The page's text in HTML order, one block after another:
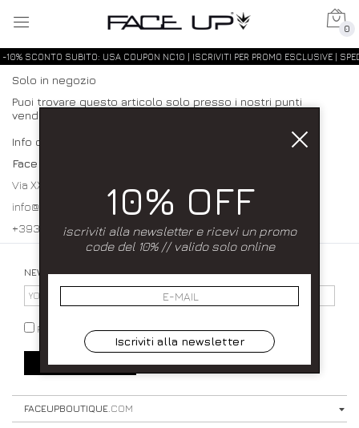
0
-10% SCONTO SUBITO: USA COUPON NC10 | ISCRIVITI PER PROMO ESCLUSIVE |
Solo in negozio
Puoi trovare questo articolo solo presso i nostri punti
vendita:
Info contatti
Face up
Via XXXI Maggio 23/25 80027 Frattamaggiore (NA)
info@faceupboutique.com, faceupnegozio@gmail.com
+393920340990 0818312915
NEWSLETTER
PRIVACY POLICY
SIGN UP ⟩
FACEUPBOUTIQUE.COM
10% OFF
iscriviti alla newsletter e ricevi un promo
code del 10% // valido solo online
Iscriviti alla newsletter